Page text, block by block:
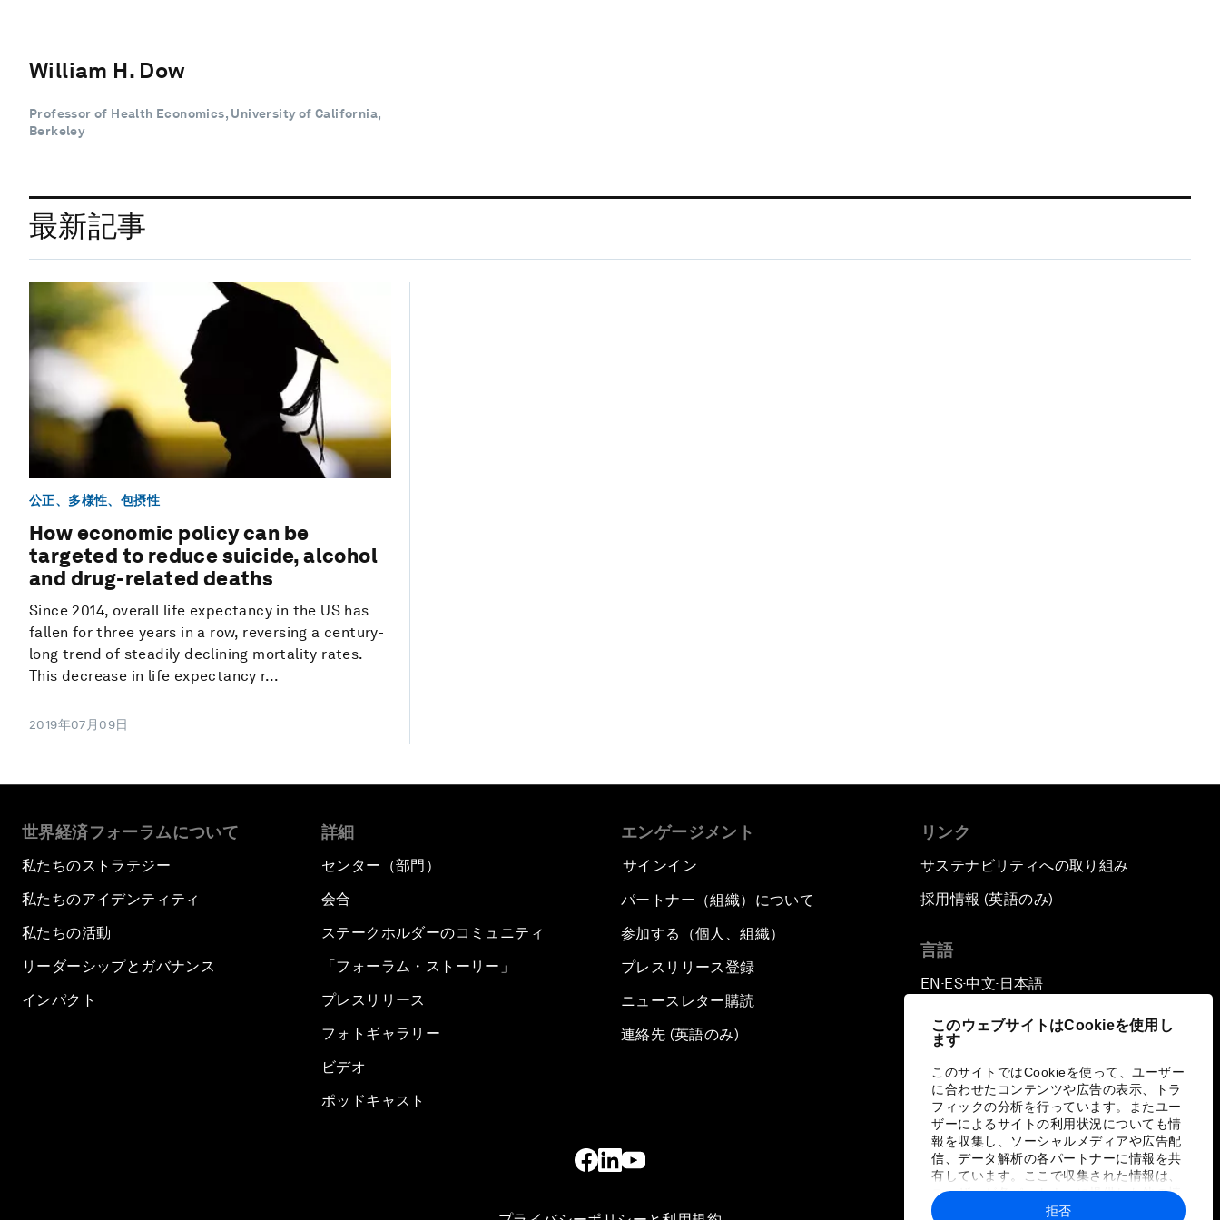
このウェブサイトはCookieを使用し
ます
このサイトではCookieを使って、ユーザー
に合わせたコンテンツや広告の表示、トラ
フィックの分析を行っています。またユー
ザーによるサイトの利用状況についても情
報を収集し、ソーシャルメディアや広告配
信、データ解析の各パートナーに情報を共
有しています。ここで収集された情報は、
ユーザーが各パートナーに提供した他の情
報や各パートナーのサービスを使用した際
拒否
William H. Dow
Professor of Health Economics, University of California,
Berkeley
最新記事
公正、多様性、包摂性
How economic policy can be
targeted to reduce suicide, alcohol
and drug-related deaths
Since 2014, overall life expectancy in the US has
fallen for three years in a row, reversing a century-
long trend of steadily declining mortality rates.
This decrease in life expectancy r...
2019年07月09日
世界経済フォーラムについて
私たちのストラテジー
私たちのアイデンティティ
私たちの活動
リーダーシップとガバナンス
インパクト
詳細
センター（部門）
会合
ステークホルダーのコミュニティ
「フォーラム・ストーリー」
プレスリリース
フォトギャラリー
ビデオ
ポッドキャスト
エンゲージメント
サインイン
パートナー（組織）について
参加する（個人、組織）
プレスリリース登録
ニュースレター購読
連絡先 (英語のみ)
リンク
サステナビリティへの取り組み
採用情報 (英語のみ)
言語
EN ▪ ES▪中文▪ 日本語